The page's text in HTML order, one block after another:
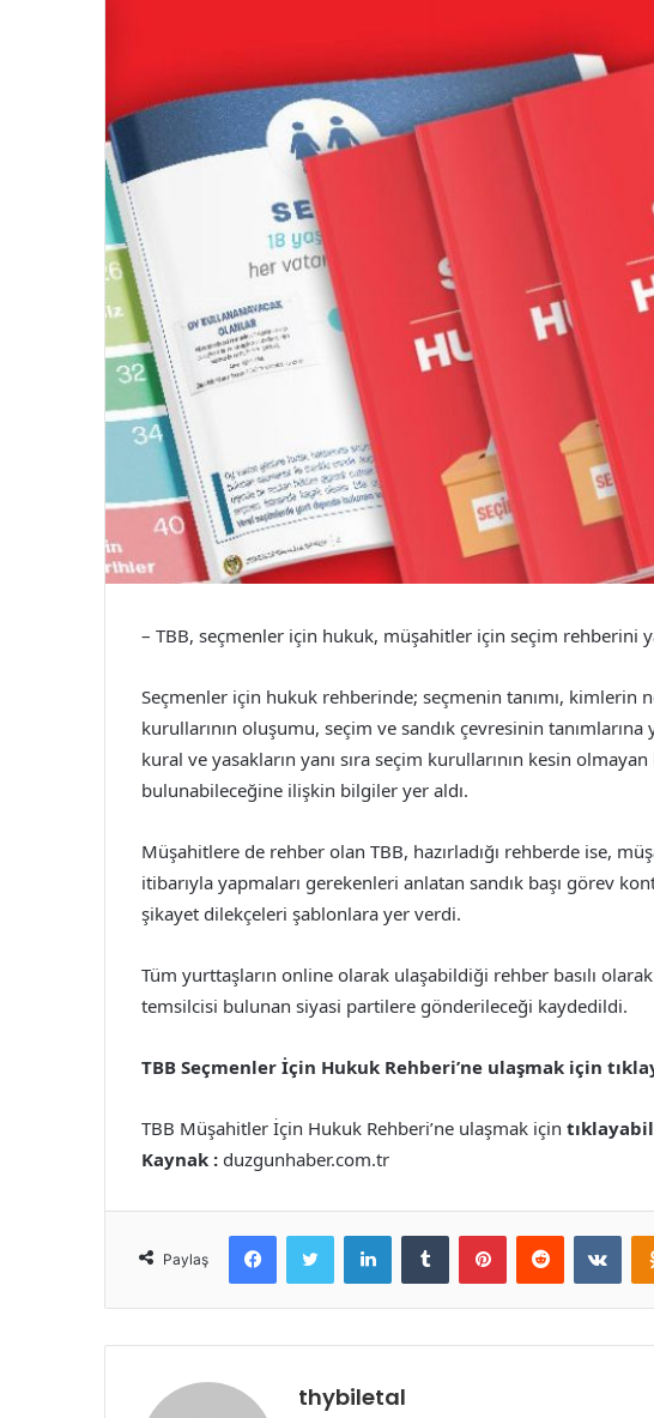
– TBB, seçmenler için hukuk, müşahitler için seçim rehberini
Seçmenler için hukuk rehberinde; seçmenin tanımı, kimlerin
kurullarının oluşumu, seçim ve sandık çevresinin
kural ve yasakların yanı sıra seçim kurullarının kesin
bulunabileceğine ilişkin bilgiler yer aldı.
Müşahitlere de rehber olan TBB, hazırladığı rehberde ise,
itibarıyla yapmaları gerekenleri anlatan sandık başı görev
şikayet dilekçeleri şablonlara yer verdi.
Tüm yurttaşların online olarak ulaşabildiği rehber basılı
temsilcisi bulunan siyasi partilere gönderileceği kaydedildi.
TBB Seçmenler İçin Hukuk Rehberi’ne ulaşmak için
TBB Müşahitler İçin Hukuk Rehberi’ne ulaşmak için
Kaynak : duzgunhaber.com.tr
Paylaş
FacebookTwitter LinkedInTumblr PinterestReddit
thybiletal